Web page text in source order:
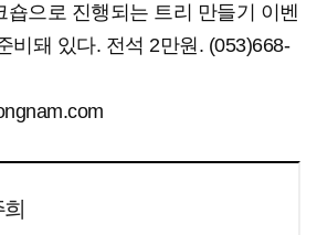
숍으로 진행되는 트리 만들기 이벤
비돼 있다. 전석 2만원. (053)668-